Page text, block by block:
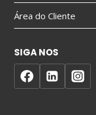
Área do Cliente
SIGA NOS